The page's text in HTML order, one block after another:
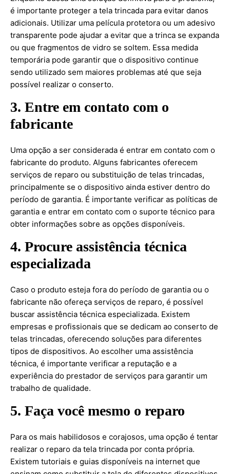
é importante proteger a tela trincada para evitar danos
adicionais. Utilizar uma película protetora ou um adesivo
transparente pode ajudar a evitar que a trinca se expanda
ou que fragmentos de vidro se soltem. Essa medida
temporária pode garantir que o dispositivo continue
sendo utilizado sem maiores problemas até que seja
possível realizar o conserto.
3. Entre em contato com o
fabricante
Uma opção a ser considerada é entrar em contato com o
fabricante do produto. Alguns fabricantes oferecem
serviços de reparo ou substituição de telas trincadas,
principalmente se o dispositivo ainda estiver dentro do
período de garantia. É importante verificar as políticas de
garantia e entrar em contato com o suporte técnico para
obter informações sobre as opções disponíveis.
4. Procure assistência técnica
especializada
Caso o produto esteja fora do período de garantia ou o
fabricante não ofereça serviços de reparo, é possível
buscar assistência técnica especializada. Existem
empresas e profissionais que se dedicam ao conserto de
telas trincadas, oferecendo soluções para diferentes
tipos de dispositivos. Ao escolher uma assistência
técnica, é importante verificar a reputação e a
experiência do prestador de serviços para garantir um
trabalho de qualidade.
5. Faça você mesmo o reparo
Para os mais habilidosos e corajosos, uma opção é tentar
realizar o reparo da tela trincada por conta própria.
Existem tutoriais e guias disponíveis na internet que